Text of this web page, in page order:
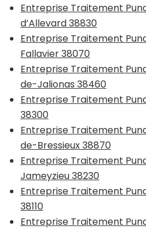
Entreprise Traitement
d’Allevard 38830
Entreprise Traitement
Fallavier 38070
Entreprise Traitement
de-Jalionas 38460
Entreprise Traitement
38300
Entreprise Traitement
de-Bressieux 38870
Entreprise Traitement
Jameyzieu 38230
Entreprise Traitement
38110
Entreprise Traitement